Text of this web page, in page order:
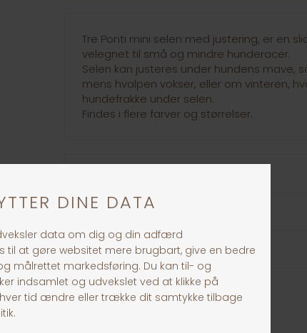
Tre Ponti mini selen med justering, er en
velegnet til små og mindre hunderacer.
Selen kan justeres under hundens mave,
mens hvalpen vokser, eller om vinteren,
hundefrakke under selen.
Findes i flere farver og størrelser.
Fragt fra 39,-
1-3 dages levering